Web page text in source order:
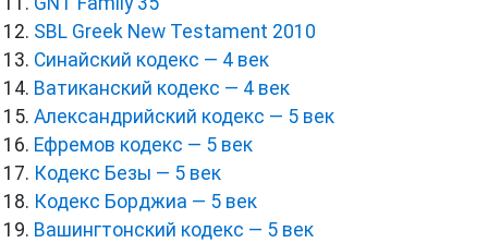
SBL Greek New Testament 2010
Синайский кодекс — 4 век
Ватиканский кодекс — 4 век
Александрийский кодекс — 5 век
Ефремов кодекс — 5 век
Кодекс Безы — 5 век
Кодекс Борджиа — 5 век
Вашингтонский кодекс — 5 век